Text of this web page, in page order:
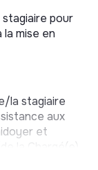
pour
mise en
la stagiaire
aux
et
la Chargé(e)
le/la